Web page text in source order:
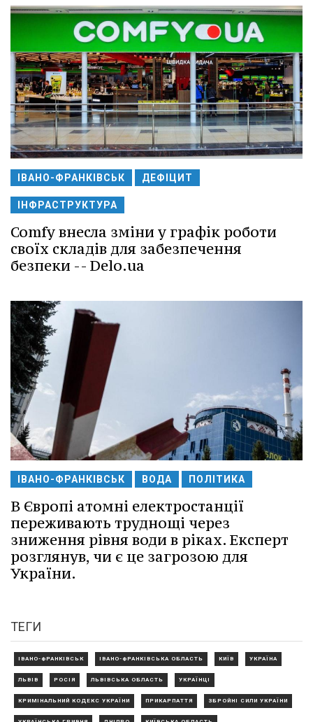
ІВАНО-ФРАНКІВСЬК ДЕФІЦИТ
ІНФРАСТРУКТУРА
Comfy внесла зміни у графік роботи
своїх складів для забезпечення
безпеки -- Delo.ua
ІВАНО-ФРАНКІВСЬК ВОДА ПОЛІТИКА
В Європі атомні електростанції
переживають труднощі через
зниження рівня води в ріках. Експерт
розглянув, чи є це загрозою для
України.
ТЕГИ
ІВАНО-ФРАНКІВСЬК ІВАНО-ФРАНКІВСЬКА ОБЛАСТЬ КИЇВ УКРАЇНА
ЛЬВІВ РОСІЯ ЛЬВІВСЬКА ОБЛАСТЬ УКРАЇНЦІ
КРИМІНАЛЬНИЙ КОДЕКС УКРАЇНИ ПРИКАРПАТТЯ ЗБРОЙНІ СИЛИ УКРАЇНИ